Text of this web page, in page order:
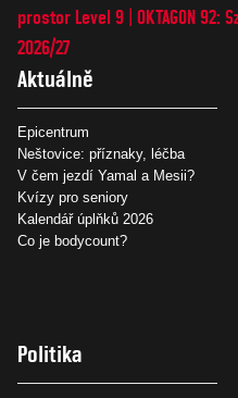
prostor Level 9 OKTAGON 92:
2026/27
Aktuálně
Epicentrum
Neštovice: příznaky, léčba
V čem jezdí Yamal a Mesii?
Kvízy pro seniory
Kalendář úplňků 2026
Co je bodycount?
Politika